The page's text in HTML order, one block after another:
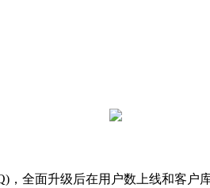
面升级后在用户数上线和客户